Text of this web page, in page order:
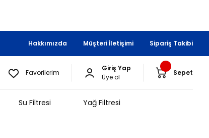
Hakkımızda Müşteri İletişimi Sipariş Takibi
Favorilerim
Giriş Yap
Üye ol
Sepet
Su Filtresi Yağ Filtresi